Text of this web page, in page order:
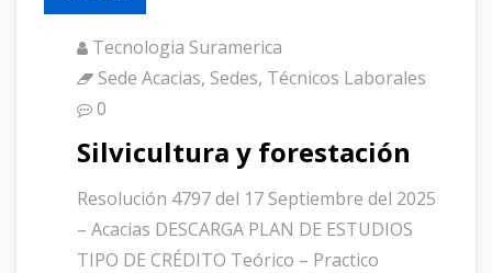
Tecnologia Suramerica
Sede Acacias, Sedes, Técnicos Laborales
0
Silvicultura y forestación
Resolución 4797 del 17 Septiembre del 2025
– Acacias DESCARGA PLAN DE ESTUDIOS
TIPO DE CRÉDITO Teórico – Practico